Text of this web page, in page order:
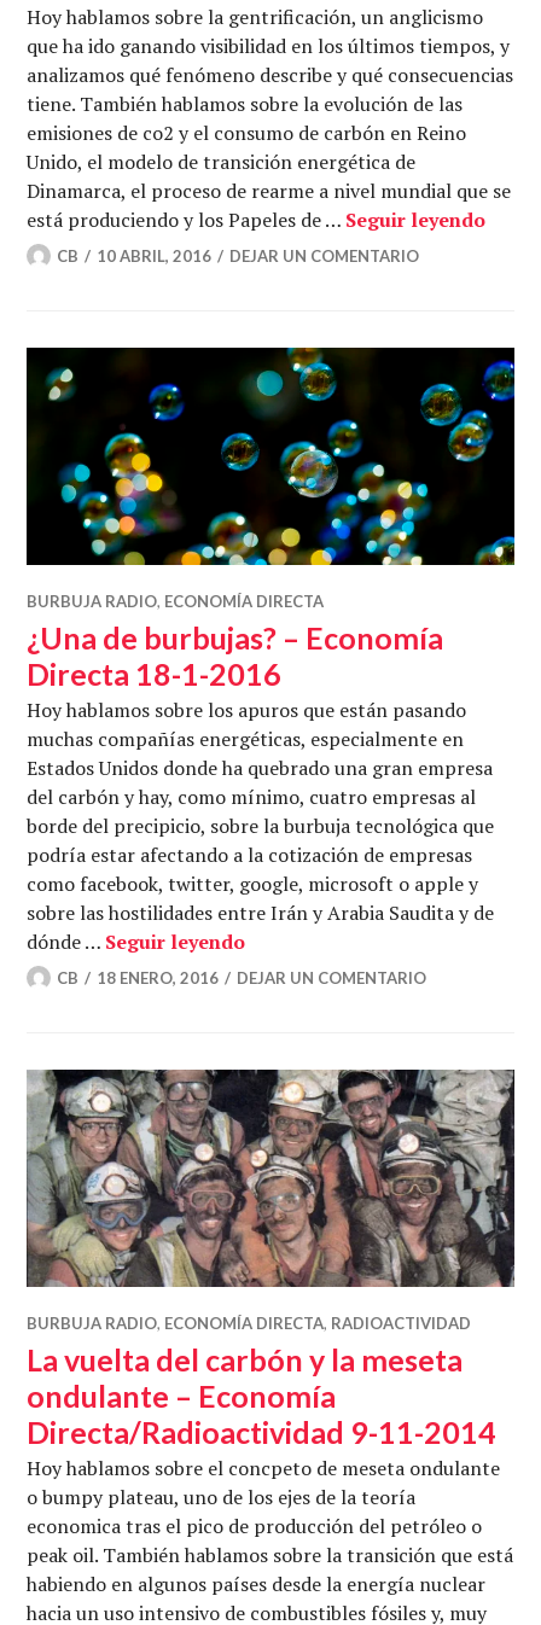
Hoy hablamos sobre la gentrificación, un anglicismo
que ha ido ganando visibilidad en los últimos tiempos, y
analizamos qué fenómeno describe y qué consecuencias
tiene. También hablamos sobre la evolución de las
emisiones de co2 y el consumo de carbón en Reino
Unido, el modelo de transición energética de
Dinamarca, el proceso de rearme a nivel mundial que se
está produciendo y los Papeles de … Seguir leyendo
CB 10 ABRIL, 2016 DEJAR UN COMENTARIO
BURBUJA RADIO, ECONOMÍA DIRECTA
¿Una de burbujas? – Economía
Directa 18-1-2016
Hoy hablamos sobre los apuros que están pasando
muchas compañías energéticas, especialmente en
Estados Unidos donde ha quebrado una gran empresa
del carbón y hay, como mínimo, cuatro empresas al
borde del precipicio, sobre la burbuja tecnológica que
podría estar afectando a la cotización de empresas
como facebook, twitter, google, microsoft o apple y
sobre las hostilidades entre Irán y Arabia Saudita y de
dónde … Seguir leyendo¿Una de burbujas? – Economía
CB 18 ENERO, 2016 DEJAR UN COMENTARIO
BURBUJA RADIO, ECONOMÍA DIRECTA, RADIOACTIVIDAD
La vuelta del carbón y la meseta
ondulante – Economía
Directa/Radioactividad 9-11-2014
Hoy hablamos sobre el concpeto de meseta ondulante
o bumpy plateau, uno de los ejes de la teoría
economica tras el pico de producción del petróleo o
peak oil. También hablamos sobre la transición que está
habiendo en algunos países desde la energía nuclear
hacia un uso intensivo de combustibles fósiles y, muy